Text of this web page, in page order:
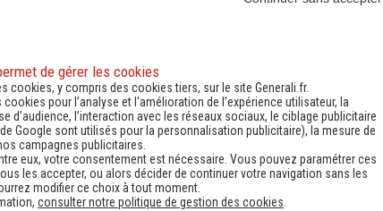
de gérer les cookies
cookies, y compris des cookies tiers, sur le site Generali.fr.
pour l’analyse et l'amélioration de l’expérience utilisateur, la
d’audience, l’interaction avec les réseaux sociaux, le ciblage publicitaire
Google sont utilisés pour la personnalisation publicitaire), la mesure de
campagnes publicitaires.
eux, votre consentement est nécessaire. Vous pouvez paramétrer ces
les accepter, ou alors décider de continuer votre navigation sans les
modifier ce choix à tout moment.
consulter notre politique de gestion des cookies.